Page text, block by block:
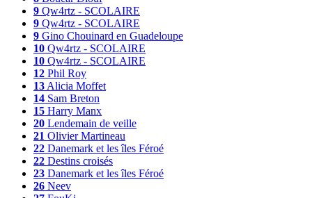
9 Qw4rtz - SCOLAIRE
9 Qw4rtz - SCOLAIRE
9 Gino Chouinard en Guadeloupe
10 Qw4rtz - SCOLAIRE
10 Qw4rtz - SCOLAIRE
12 Phil Roy
13 Alicia Moffet
14 Sam Breton
15 Harry Manx
20 Lendemain de veille
21 Olivier Martineau
22 Danemark et les îles Féroé
22 Destins croisés
23 Danemark et les îles Féroé
26 Neev